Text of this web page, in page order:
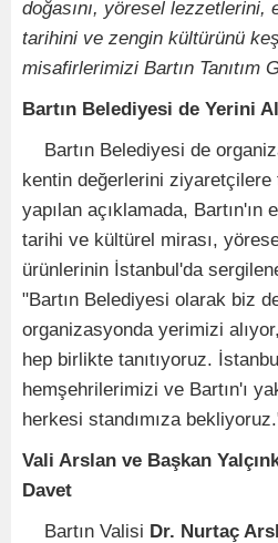
doğasını, yöresel lezzetlerini,
tarihini ve zengin kültürünü
misafirlerimizi Bartın Tanıtım
Bartın Belediyesi de Yerini
Bartın Belediyesi de
kentin değerlerini ziyaretçilere
yapılan açıklamada,
tarihi ve kültürel mirası,
ürünlerinin İstanbul'da
"Bartın Belediyesi olarak biz
organizasyonda yerimizi
hep birlikte tanıtıyoruz.
hemşehrilerimizi ve Bartın'ı
herkesi standımıza
Vali Arslan ve Başkan
Davet
Bartın Valisi Dr. Nurtaç